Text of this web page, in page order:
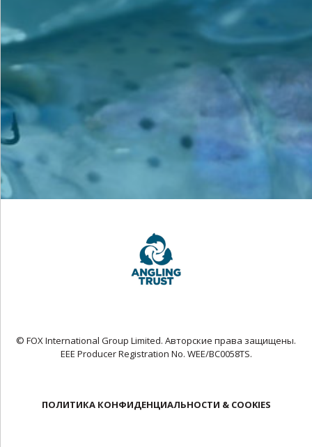
© FOX International Group Limited. Авторские права защищены.
EEE Producer Registration No. WEE/BC0058TS.
ПОЛИТИКА КОНФИДЕНЦИАЛЬНОСТИ & COOKIES